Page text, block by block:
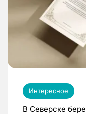
Интересное
В Северске